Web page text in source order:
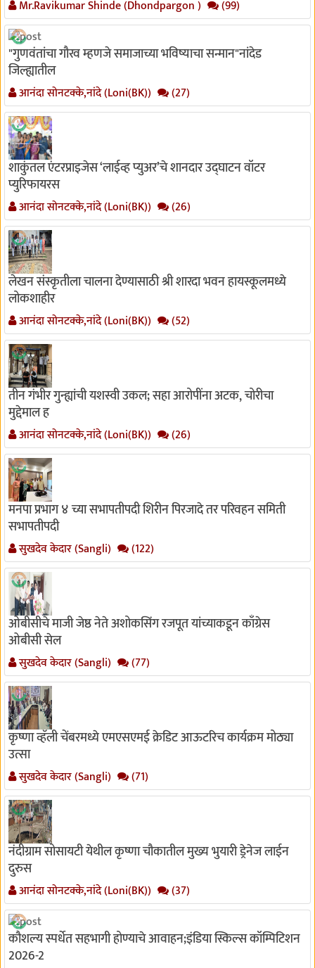
Mr.Ravikumar Shinde (Dhondpargon ) (99)
"गुणवंतांचा गौरव म्हणजे समाजाच्या भविष्याचा सन्मान"नांदेड
जिल्ह्यातील
आनंदा सोनटक्के,नांदे (Loni(BK)) (27)
शाकुंतल एंटरप्राइजेस ‘लाईव्ह प्युअर’चे शानदार उद्घाटन वॉटर
प्युरिफायरस
आनंदा सोनटक्के,नांदे (Loni(BK)) (26)
लेखन संस्कृतीला चालना देण्यासाठी श्री शारदा भवन हायस्कूलमध्ये
लोकशाहीर
आनंदा सोनटक्के,नांदे (Loni(BK)) (52)
तीन गंभीर गुन्ह्यांची यशस्वी उकल; सहा आरोपींना अटक, चोरीचा
मुद्देमाल ह
आनंदा सोनटक्के,नांदे (Loni(BK)) (26)
मनपा प्रभाग ४ च्या सभापतीपदी शिरीन पिरजादे तर परिवहन समिती
सभापतीपदी
सुखदेव केदार (Sangli) (122)
ओबीसीचे माजी जेष्ठ नेते अशोकसिंग रजपूत यांच्याकडून काँग्रेस
ओबीसी सेल
सुखदेव केदार (Sangli) (77)
कृष्णा व्हॅली चेंबरमध्ये एमएसएमई क्रेडिट आऊटरिच कार्यक्रम मोठ्या
उत्सा
सुखदेव केदार (Sangli) (71)
नंदीग्राम सोसायटी येथील कृष्णा चौकातील मुख्य भुयारी ड्रेनेज लाईन
दुरुस
आनंदा सोनटक्के,नांदे (Loni(BK)) (37)
कौशल्य स्पर्धेत सहभागी होण्याचे आवाहन;इंडिया स्किल्स कॉम्पिटिशन
2026-2